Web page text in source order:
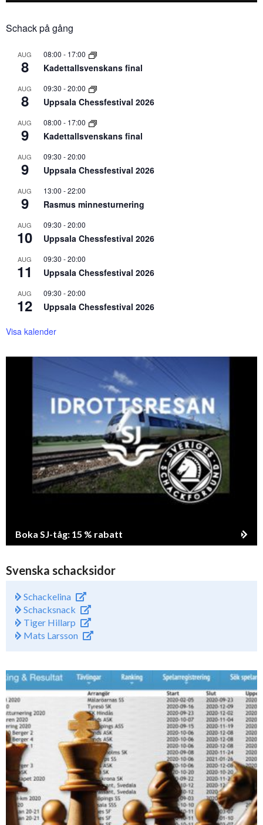
Schack på gång
AUG
8
08:00 - 17:00
Kadettallsvenskans final
AUG
8
09:30 -20:00
Uppsala Chessfestival 2026
AUG
9
08:00 - 17:00
Kadettallsvenskans final
AUG
9
09:30 -20:00
Uppsala Chessfestival 2026
AUG
9
13:00 -22:00
Rasmus minnesturnering
AUG
10
09:30 -20:00
Uppsala Chessfestival 2026
AUG
11
09:30 -20:00
Uppsala Chessfestival 2026
AUG
12
09:30 -20:00
Uppsala Chessfestival 2026
Visa kalender
Boka SJ-tåg: 15 % rabatt
Svenska schacksidor
Schackelina
Schacksnack
Tiger Hillarp
Mats Larsson